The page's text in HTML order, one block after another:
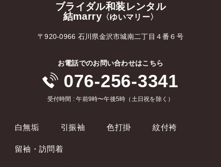
ブライダル和装レンタル
結marry 〈ゆいマリー〉
〒920-0966 石川県金沢市城南二丁目４番６号
お電話でのお問い合わせはこちら
076-256-3341
受付時間 : 午前9時〜午後5時（土日祝を除く）
白無垢 引振袖 色打掛 紋付袴
留袖・訪問着